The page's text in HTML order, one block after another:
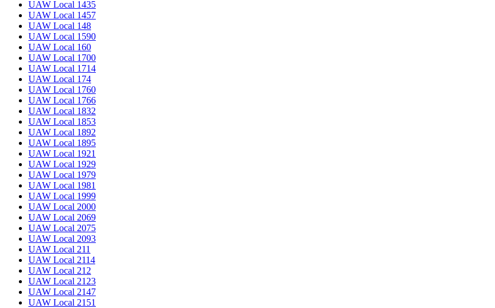
UAW Local 1435
UAW Local 1457
UAW Local 148
UAW Local 1590
UAW Local 160
UAW Local 1700
UAW Local 1714
UAW Local 174
UAW Local 1760
UAW Local 1766
UAW Local 1832
UAW Local 1853
UAW Local 1892
UAW Local 1895
UAW Local 1921
UAW Local 1929
UAW Local 1979
UAW Local 1981
UAW Local 1999
UAW Local 2000
UAW Local 2069
UAW Local 2075
UAW Local 2093
UAW Local 211
UAW Local 2114
UAW Local 212
UAW Local 2123
UAW Local 2147
UAW Local 2151